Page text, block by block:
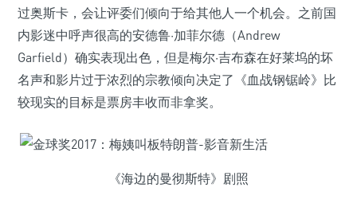
过奥斯卡，会让评委们倾向于给其他人一个机会。之前国
内影迷中呼声很高的安德鲁·加菲尔德（Andrew
Garfield）确实表现出色，但是梅尔·吉布森在好莱坞的坏
名声和影片过于浓烈的宗教倾向决定了《血战钢锯岭》比
较现实的目标是票房丰收而非拿奖。
《海边的曼彻斯特》剧照